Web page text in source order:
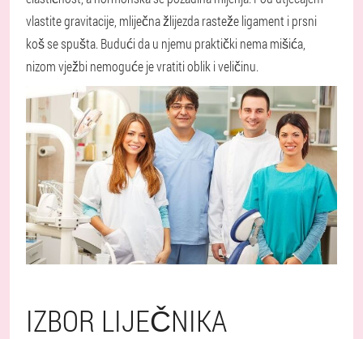
vlastite gravitacije, mliječna žlijezda rasteže ligament i prsni
koš se spušta. Budući da u njemu praktički nema mišića,
nizom vježbi nemoguće je vratiti oblik i veličinu.
IZBOR LIJEČNIKA